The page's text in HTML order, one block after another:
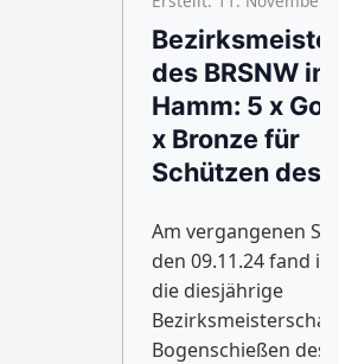
des BRSNW in
Hamm: 5 x
x Bronze für
Schützen des
Am vergangenen
den 09.11.24 fand in
die diesjährige
Bogenschießen des